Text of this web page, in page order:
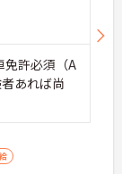
許必須（A
あれば尚